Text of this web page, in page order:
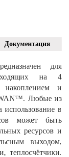
Документация
для
на 4
и
Любые из
в
может быть
ресурсов и
выходом,
теплосчётчики.